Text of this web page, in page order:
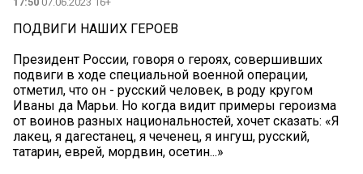
ПОДВИГИ НАШИХ ГЕРОЕВ
Президент России, говоря о героях, совершивших
подвиги в ходе специальной военной операции,
отметил, что он - русский человек, в роду кругом
Иваны да Марьи. Но когда видит примеры героизма
от воинов разных национальностей, хочет сказать: «Я
лакец, я дагестанец, я чеченец, я ингуш, русский,
татарин, еврей, мордвин, осетин...»